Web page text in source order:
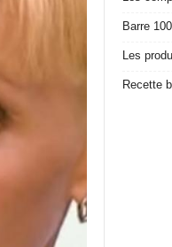
Barre
Les
Recette